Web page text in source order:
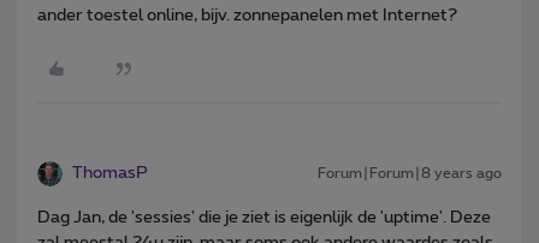
ander toestel online, bijv. zonnepanelen met Internet?
ThomasP Forum|Forum|8 years ago
Dag Jan, de 'sessies' die je ziet is eigenlijk de 'uptime'. Deze